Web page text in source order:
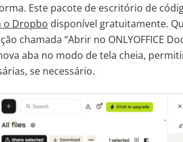
Este pacote de escritório de
o Dropbo disponível gratuitamente.
chamada “Abrir no ONLYOFFICE
aba no modo de tela cheia,
se necessário.